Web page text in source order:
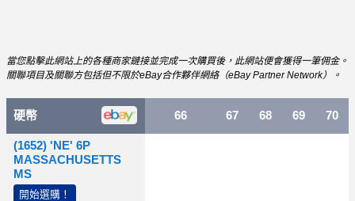
當您點擊此網站上的各種商家鏈接並完成一次購買後，此網站便會獲得一筆佣金。
關聯項目及關聯方包括但不限於eBay合作夥伴網絡（eBay Partner Network）。
硬幣
(1652) 'NE' 6P
MASSACHUSETTS
MS
開始選購！
65 66 67 68 69 70